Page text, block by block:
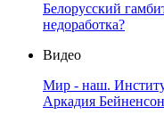
Белорусский
недоработка?
Видео
Мир - наш.
Аркадия